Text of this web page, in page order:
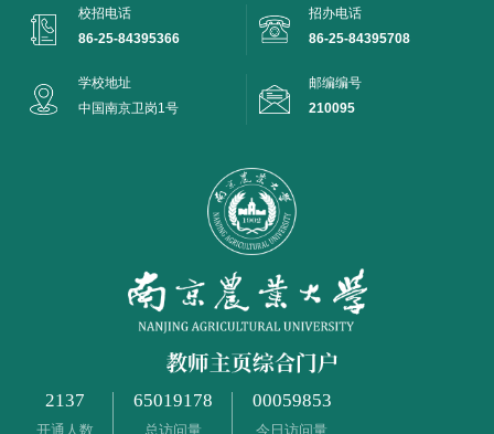
校招电话
86-25-84395366
招办电话
86-25-84395708
学校地址
中国南京卫岗1号
邮编编号
210095
2137
开通人数
65019178
总访问量
00059853
今日访问量